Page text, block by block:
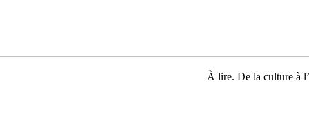
À lire. De la culture à